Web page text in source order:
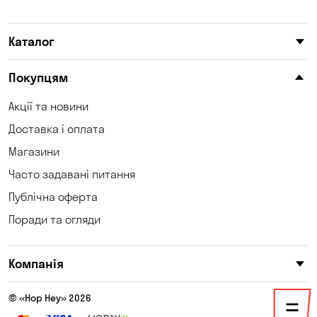
Котівка
Кошари
Крюківщина
Мала Кохнівка
Каталог
Покупцям
Акції та новини
Доставка і оплата
Магазини
Часто задавані питання
Публічна оферта
Поради та огляди
Компанія
© «Hop Hey» 2026